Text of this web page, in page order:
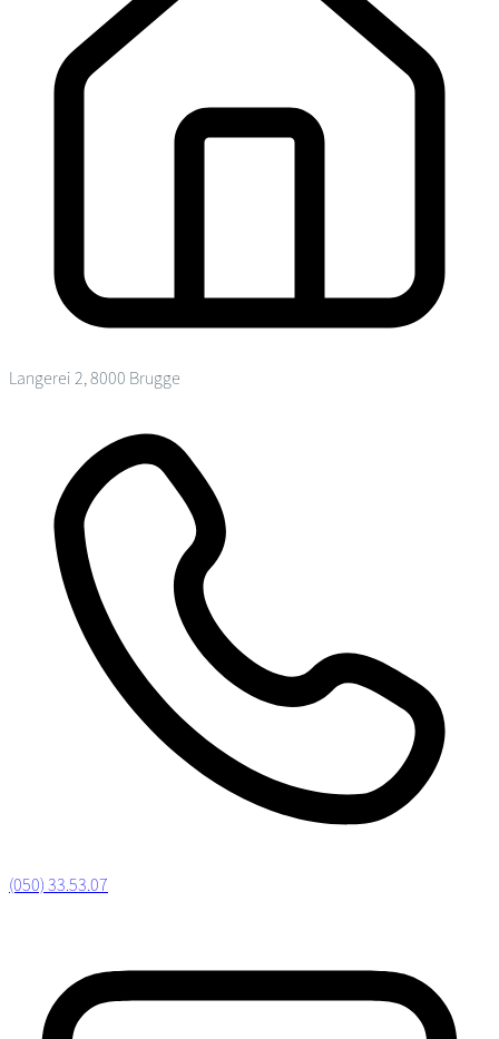
Langerei 2, 8000 Brugge
(050) 33.53.07